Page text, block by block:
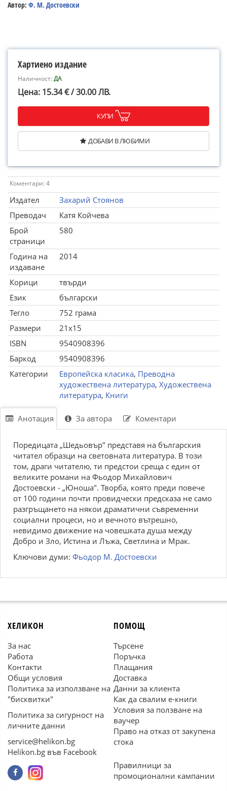
Автор: Ф. М. Достоевски
Хартиено издание
Наличност:ДА
Цена: 15.34 € / 30.00 ЛВ.
КУПИ
ДОБАВИ В ЛЮБИМИ
Коментари: 4
Издател
Захарий Стоянов
Преводач
Катя Койчева
Брой
страници
580
Година на
издаване
2014
Корици
твърди
Език
български
Тегло
752 грама
Размери
21x15
ISBN
9540908396
Баркод
9540908396
Категории
Европейска класика, Преводна
художествена литература, Художествена
литература, Книги
Анотация За автора Коментари
Поредицата „Шедьовър" представя на българския
читател образци на световната литература. В този
том, драги читателю, ти предстои среща с един от
великите романи на Фьодор Михайлович
Достоевски - „Юноша". Творба, която преди повече
от 100 години почти провидчески предсказа не само
разгръщането на някои драматични съвременни
социални процеси, но и вечното вътрешно,
невидимо движение на човешката душа между
Добро и Зло, Истина и Лъжа, Светлина и Мрак.
Ключови думи: Фьодор М. Достоевски
ХЕЛИКОН
За нас
Работа
Контакти
Общи условия
Политика за използване на
"бисквитки"
Политика за сигурност на
личните данни
service@helikon.bg
Helikon.bg във Facebook
ПОМОЩ
Търсене
Поръчка
Плащания
Доставка
Данни за клиента
Как да свалим е-книги
Условия за ползване на
ваучер
Право на отказ от закупена
стока
Правилници за
промоционални кампании